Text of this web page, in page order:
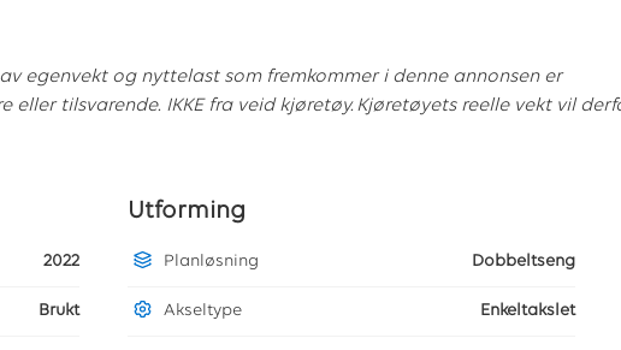
egenvekt og nyttelast som fremkommer i denne annonsen er
tilsvarende. IKKE fra veid kjøretøy. Kjøretøyets reelle vekt vil
2022
Brukt
Utforming
Planløsning Dobbeltseng
Akseltype Enkeltakslet